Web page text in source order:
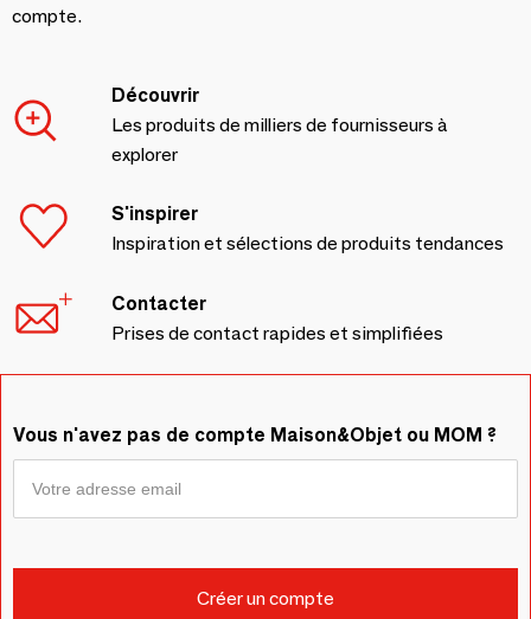
compte.
Découvrir
Les produits de milliers de fournisseurs à
explorer
S'inspirer
Inspiration et sélections de produits tendances
Contacter
Prises de contact rapides et simplifiées
Vous n'avez pas de compte Maison&Objet ou MOM ?